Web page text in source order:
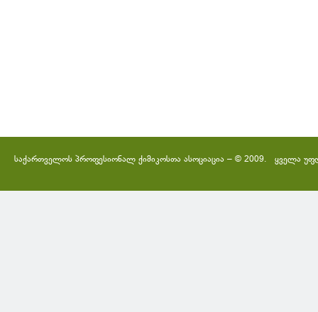
საქართველოს პროფესიონალ ქიმიკოსთა ასოციაცია – © 2009. ყველა